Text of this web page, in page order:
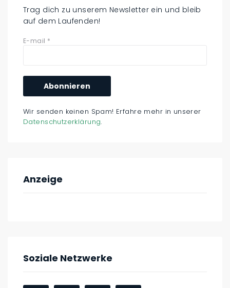
Trag dich zu unserem Newsletter ein und bleib
auf dem Laufenden!
E-mail *
Wir senden keinen Spam! Erfahre mehr in unserer
Datenschutzerklärung.
Anzeige
Soziale Netzwerke